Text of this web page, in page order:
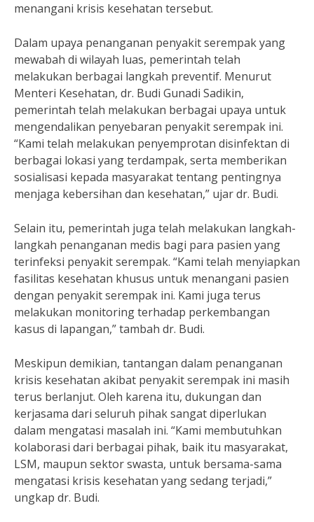
menangani krisis kesehatan tersebut.
Dalam upaya penanganan penyakit serempak yang
mewabah di wilayah luas, pemerintah telah
melakukan berbagai langkah preventif. Menurut
Menteri Kesehatan, dr. Budi Gunadi Sadikin,
pemerintah telah melakukan berbagai upaya untuk
mengendalikan penyebaran penyakit serempak ini.
“Kami telah melakukan penyemprotan disinfektan di
berbagai lokasi yang terdampak, serta memberikan
sosialisasi kepada masyarakat tentang pentingnya
menjaga kebersihan dan kesehatan,” ujar dr. Budi.
Selain itu, pemerintah juga telah melakukan langkah-
langkah penanganan medis bagi para pasien yang
terinfeksi penyakit serempak. “Kami telah menyiapkan
fasilitas kesehatan khusus untuk menangani pasien
dengan penyakit serempak ini. Kami juga terus
melakukan monitoring terhadap perkembangan
kasus di lapangan,” tambah dr. Budi.
Meskipun demikian, tantangan dalam penanganan
krisis kesehatan akibat penyakit serempak ini masih
terus berlanjut. Oleh karena itu, dukungan dan
kerjasama dari seluruh pihak sangat diperlukan
dalam mengatasi masalah ini. “Kami membutuhkan
kolaborasi dari berbagai pihak, baik itu masyarakat,
LSM, maupun sektor swasta, untuk bersama-sama
mengatasi krisis kesehatan yang sedang terjadi,”
ungkap dr. Budi.